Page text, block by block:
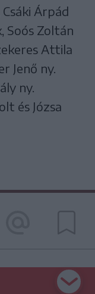
Árpád
Soós Zoltán
Attila
Jenő ny.
ny.
és Józsa